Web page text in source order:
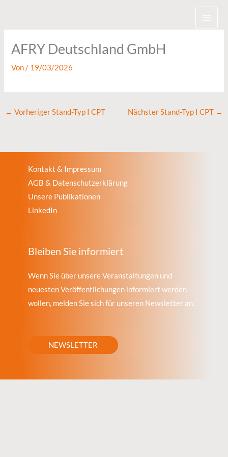
AFRY Deutschland GmbH
Von/ 19/03/2026
← Vorheriger Stand-Typ I CPT Nächster Stand-Typ I CPT →
Kontakt & Impressum
AGB & Datenschutzerklärung
Unsere Publikationen
LinkedIn
Bleiben Sie informiert
Wenn Sie über unsere Veranstaltungen und
neuesten Veröffentlichungen informiert werden
wollen, melden Sie sich für unseren Newsletter an.
NEWSLETTER